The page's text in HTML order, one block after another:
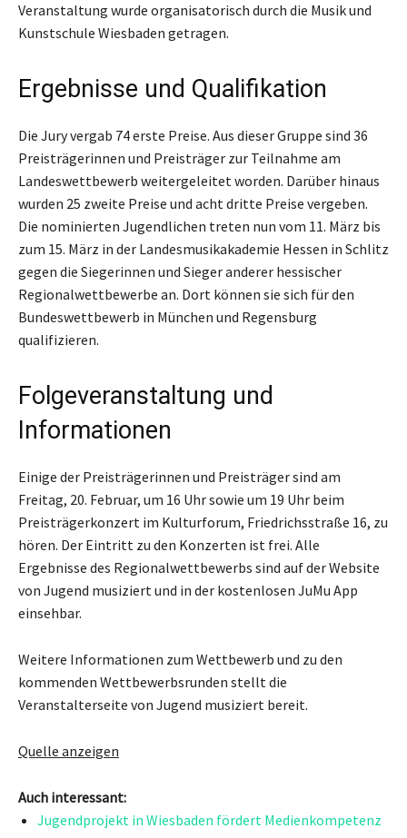
Veranstaltung wurde organisatorisch durch die Musik und
Kunstschule Wiesbaden getragen.
Ergebnisse und Qualifikation
Die Jury vergab 74 erste Preise. Aus dieser Gruppe sind 36
Preisträgerinnen und Preisträger zur Teilnahme am
Landeswettbewerb weitergeleitet worden. Darüber hinaus
wurden 25 zweite Preise und acht dritte Preise vergeben.
Die nominierten Jugendlichen treten nun vom 11. März bis
zum 15. März in der Landesmusikakademie Hessen in Schlitz
gegen die Siegerinnen und Sieger anderer hessischer
Regionalwettbewerbe an. Dort können sie sich für den
Bundeswettbewerb in München und Regensburg
qualifizieren.
Folgeveranstaltung und
Informationen
Einige der Preisträgerinnen und Preisträger sind am
Freitag, 20. Februar, um 16 Uhr sowie um 19 Uhr beim
Preisträgerkonzert im Kulturforum, Friedrichsstraße 16, zu
hören. Der Eintritt zu den Konzerten ist frei. Alle
Ergebnisse des Regionalwettbewerbs sind auf der Website
von Jugend musiziert und in der kostenlosen JuMu App
einsehbar.
Weitere Informationen zum Wettbewerb und zu den
kommenden Wettbewerbsrunden stellt die
Veranstalterseite von Jugend musiziert bereit.
Quelle anzeigen
Auch interessant:
Jugendprojekt in Wiesbaden fördert Medienkompetenz